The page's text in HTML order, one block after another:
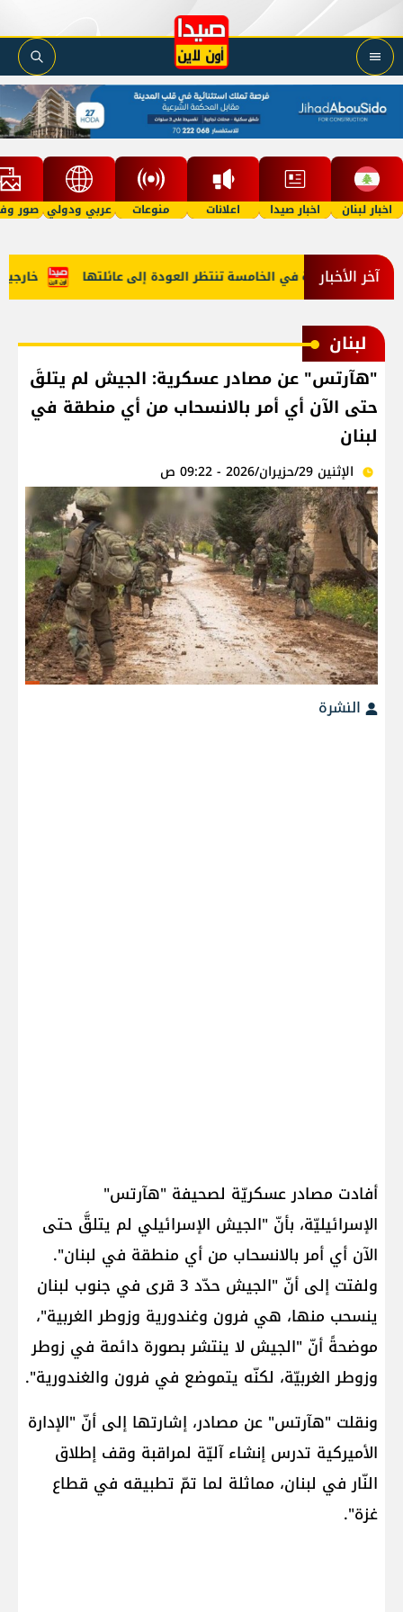
اخبار لبنان اخبار صيدا اعلانات منوعات عربي ودولي صور
آخر الأخبار خارجية "أمل"؟ طفلة في الخامسة تنتظر العودة إلى عائلتها
لبنان
"هآرتس" عن مصادر عسكرية: الجيش لم يتلقَ
حتى الآن أي أمر بالانسحاب من أي منطقة في
لبنان
الإثنين 29/حزيران/2026 - 09:22 ص
النشرة
أفادت مصادر عسكريّة لصحيفة "هآرتس"
الإسرائيليّة، بأنّ "​الجيش الإسرائيلي​ لم يتلقَّ حتى
الآن أي أمر بالانسحاب من أي منطقة في ​لبنان​".
ولفتت إلى أنّ "الجيش حدّد 3 قرى في ​جنوب لبنان​
ينسحب منها، هي فرون وغندورية وزوطر الغربية"،
موضحةً أنّ "الجيش لا ينتشر بصورة دائمة في زوطر
وزوطر الغربيّة، لكنّه يتموضع في فرون والغندورية".
ونقلت "هآرتس" عن مصادر، إشارتها إلى أنّ "الإدارة
الأميركية تدرس إنشاء آليّة لمراقبة وقف إطلاق
النّار في لبنان، مماثلة لما تمّ تطبيقه في قطاع
غزة".